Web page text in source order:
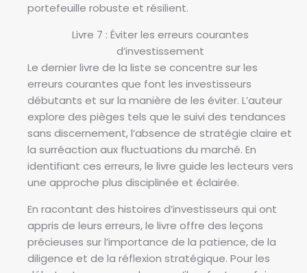
portefeuille robuste et résilient.
Livre 7 : Éviter les erreurs courantes
d’investissement
Le dernier livre de la liste se concentre sur les
erreurs courantes que font les investisseurs
débutants et sur la manière de les éviter. L’auteur
explore des pièges tels que le suivi des tendances
sans discernement, l’absence de stratégie claire et
la surréaction aux fluctuations du marché. En
identifiant ces erreurs, le livre guide les lecteurs vers
une approche plus disciplinée et éclairée.
En racontant des histoires d’investisseurs qui ont
appris de leurs erreurs, le livre offre des leçons
précieuses sur l’importance de la patience, de la
diligence et de la réflexion stratégique. Pour les